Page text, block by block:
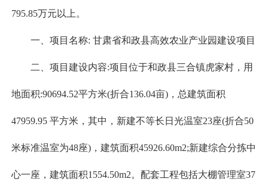
795.85万元以上。
一、项目名称: 甘肃省和政县高效农业产业园建设项目
二、项目建设内容:项目位于和政县三合镇虎家村，用
地面积:90694.52平方米(折合136.04亩)，总建筑面积
47959.95 平方米，其中，新建不等长日光温室23座(折合50
米标准温室为48座)，建筑面积45926.60m2;新建综合分拣中
心一座，建筑面积1554.50m2。配套工程包括大棚管理室37